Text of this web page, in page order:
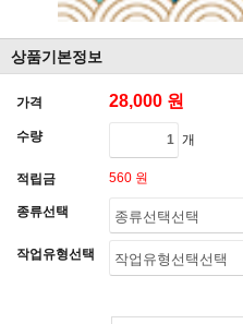
상품기본정보
가격 28,000 원
수량 개
적립금 560 원
종류선택
작업유형선택